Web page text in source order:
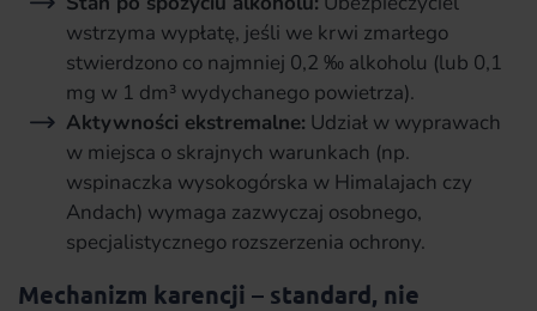
wstrzyma wypłatę, jeśli we krwi zmarłego
stwierdzono co najmniej 0,2 ‰ alkoholu (lub 0,1
mg w 1 dm³ wydychanego powietrza).
Aktywności ekstremalne: Udział w wyprawach
w miejsca o skrajnych warunkach (np.
wspinaczka wysokogórska w Himalajach czy
Andach) wymaga zazwyczaj osobnego,
specjalistycznego rozszerzenia ochrony.
Mechanizm karencji – standard, nie